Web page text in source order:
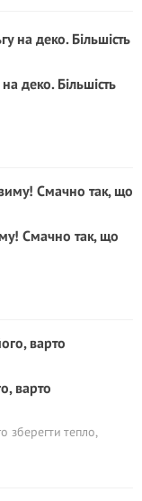
деко. Більшість
Смачно так, що
варто
зберегти тепло,